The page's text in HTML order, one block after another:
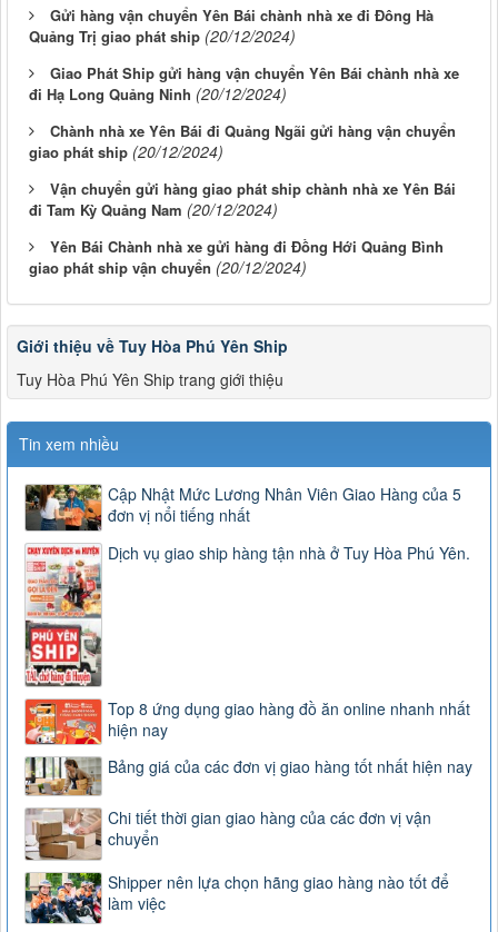
Gửi hàng vận chuyển Yên Bái chành nhà xe đi Đông Hà
Quảng Trị giao phát ship (20/12/2024)
Giao Phát Ship gửi hàng vận chuyển Yên Bái chành nhà xe
đi Hạ Long Quảng Ninh (20/12/2024)
Chành nhà xe Yên Bái đi Quảng Ngãi gửi hàng vận chuyển
giao phát ship (20/12/2024)
Vận chuyển gửi hàng giao phát ship chành nhà xe Yên Bái
đi Tam Kỳ Quảng Nam (20/12/2024)
Yên Bái Chành nhà xe gửi hàng đi Đồng Hới Quảng Bình
giao phát ship vận chuyển (20/12/2024)
Giới thiệu về Tuy Hòa Phú Yên Ship
Tuy Hòa Phú Yên Ship trang giới thiệu
Tin xem nhiều
Cập Nhật Mức Lương Nhân Viên Giao Hàng của 5
đơn vị nổi tiếng nhất
Dịch vụ giao ship hàng tận nhà ở Tuy Hòa Phú Yên.
Top 8 ứng dụng giao hàng đồ ăn online nhanh nhất
hiện nay
Bảng giá của các đơn vị giao hàng tốt nhất hiện nay
Chi tiết thời gian giao hàng của các đơn vị vận
chuyển
Shipper nên lựa chọn hãng giao hàng nào tốt để
làm việc